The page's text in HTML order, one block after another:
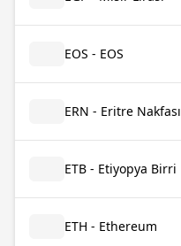
EOS - EOS
ERN - Eritre Nakfası
ETB - Etiyopya Birri
ETH - Ethereum